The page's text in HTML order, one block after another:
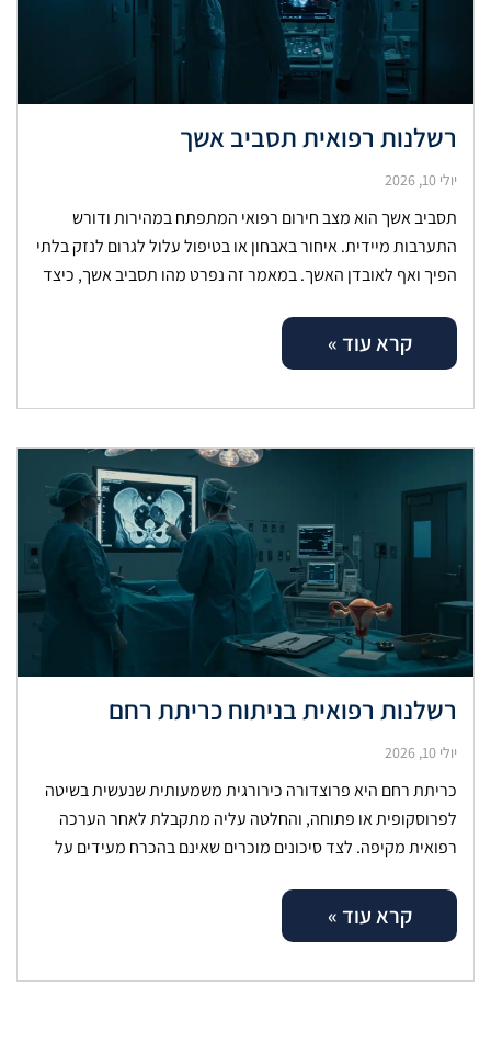
רשלנות רפואית תסביב אשך
יולי 10, 2026
תסביב אשך הוא מצב חירום רפואי המתפתח במהירות ודורש
התערבות מיידית. איחור באבחון או בטיפול עלול לגרום לנזק בלתי
הפיך ואף לאובדן האשך. במאמר זה נפרט מהו תסביב אשך, כיצד
קרא עוד »
רשלנות רפואית בניתוח כריתת רחם
יולי 10, 2026
כריתת רחם היא פרוצדורה כירורגית משמעותית שנעשית בשיטה
לפרוסקופית או פתוחה, והחלטה עליה מתקבלת לאחר הערכה
רפואית מקיפה. לצד סיכונים מוכרים שאינם בהכרח מעידים על
קרא עוד »